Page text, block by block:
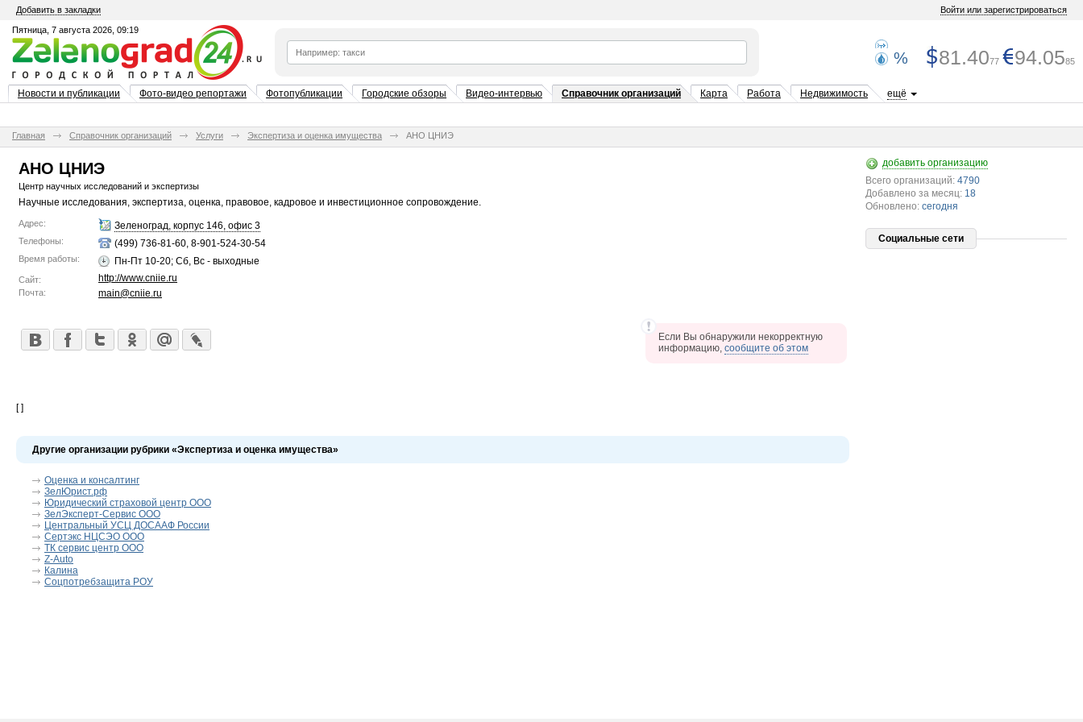
Добавить в закладки Войти или зарегистрироваться
Пятница, 7 августа 2026, 09:19
% 81.4077 94.0585
Новости и публикации Фото-видео репортажи Фотопубликации Городские обзоры Видео-интервью Справочник организаций Карта Работа Недвижимость ещё
Главная Справочник организаций Услуги Экспертиза и оценка имущества АНО ЦНИЭ
АНО ЦНИЭ
Центр научных исследований и экспертизы
Научные исследования, экспертиза, оценка, правовое, кадровое и инвестиционное сопровождение.
Адрес: Зеленоград, корпус 146, офис 3
Телефоны: (499) 736-81-60, 8-901-524-30-54
Время работы: Пн-Пт 10-20; Сб, Вс - выходные
Сайт: http://www.cniie.ru
Почта: main@cniie.ru
Если Вы обнаружили некорректную
информацию, сообщите об этом
[ ]
Другие организации рубрики «Экспертиза и оценка имущества»
Оценка и консалтинг
ЗелЮрист.рф
Юридический страховой центр ООО
ЗелЭксперт-Сервис ООО
Центральный УСЦ ДОСААФ России
Сертэкс НЦСЭО ООО
ТК сервис центр ООО
Z-Auto
Калина
Соцпотребзащита РОУ
добавить организацию
Всего организаций: 4790
Добавлено за месяц: 18
Обновлено: сегодня
Социальные сети